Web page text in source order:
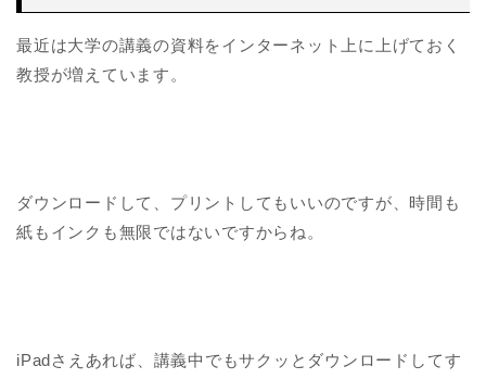
最近は大学の講義の資料をインターネット上に上げておく
教授が増えています。
ダウンロードして、プリントしてもいいのですが、時間も
紙もインクも無限ではないですからね。
iPadさえあれば、講義中でもサクッとダウンロードしてす